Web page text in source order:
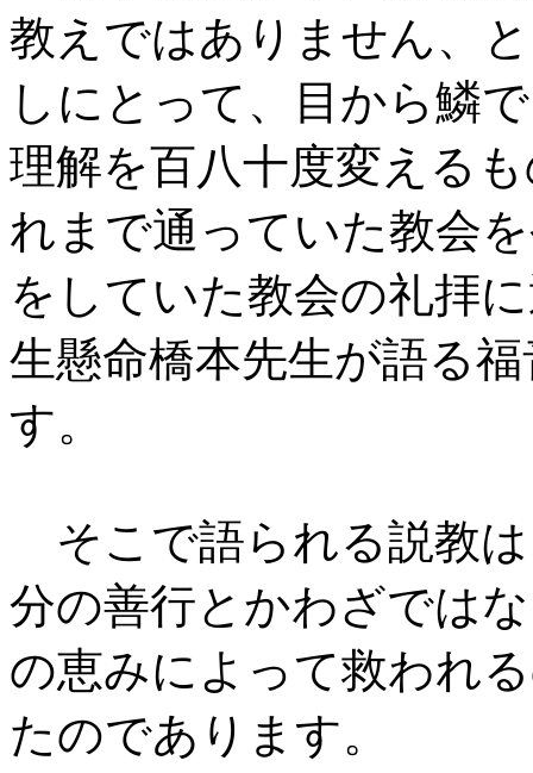
教えではありません、
しにとって、目から鱗
理解を百八十度変える
れまで通っていた教会
をしていた教会の礼拝
生懸命橋本先生が語る
す。
そこで語られる説教
分の善行とかわざでは
の恵みによって救われ
たのであります。